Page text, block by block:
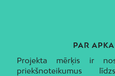
PAR
Projekta mērķis ir
priekšnoteikumus